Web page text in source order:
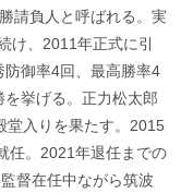
請負人と呼ばれる。実
け、2011年正式に引
御率4回、最高勝率4
挙げる。正力松太郎
堂入りを果たす。2015
任。2021年退任までの
督在任中ながら筑波